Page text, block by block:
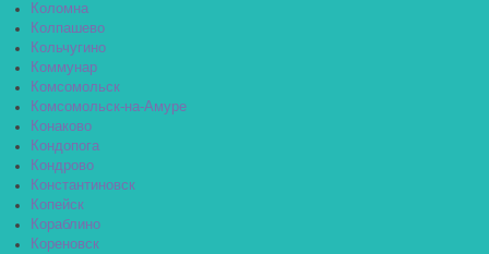
Коломна
Колпашево
Кольчугино
Коммунар
Комсомольск
Комсомольск-на-Амуре
Конаково
Кондопога
Кондрово
Константиновск
Копейск
Кораблино
Кореновск